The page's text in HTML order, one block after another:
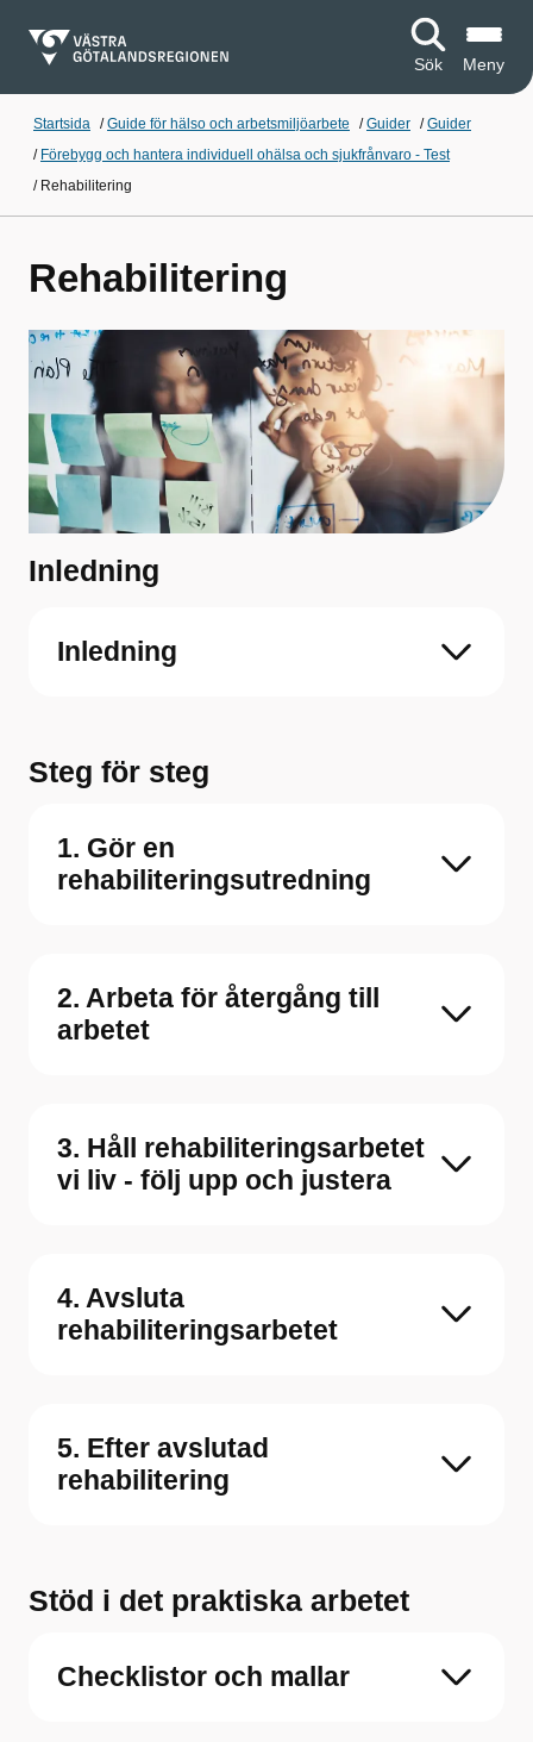
Sök Meny
Startsida /Guide för hälso och arbetsmiljöarbete /Guider /Guider
/ Förebygg och hantera individuell ohälsa och sjukfrånvaro - Test
/ Rehabilitering
Rehabilitering
Inledning
Inledning
Steg för steg
1. Gör en
rehabiliteringsutredning
2. Arbeta för återgång till
arbetet
3. Håll rehabiliteringsarbetet
vi liv - följ upp och justera
4. Avsluta
rehabiliteringsarbetet
5. Efter avslutad
rehabilitering
Stöd i det praktiska arbetet
Checklistor och mallar